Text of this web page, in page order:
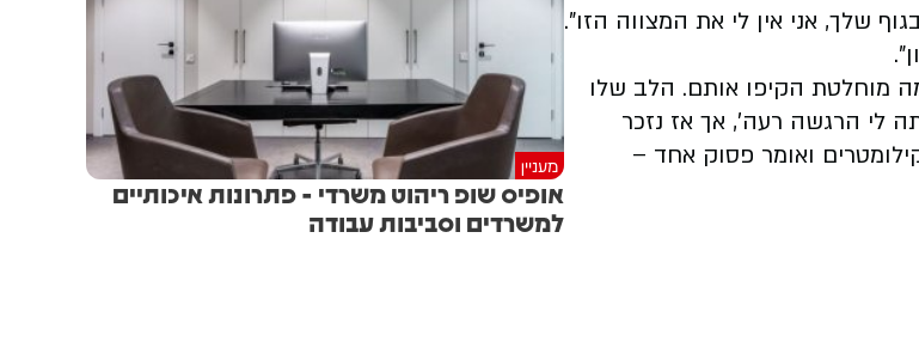
שלך, אני אין לי את המצווה הזו".
מוחלטת הקיפו אותם. הלב שלו
לי הרגשה רעה', אך אז נזכר
ואומר פסוק אחד –
מעניין
אופיס שופ ריהוט משרדי - פתרונות איכותיים
למשרדים וסביבות עבודה